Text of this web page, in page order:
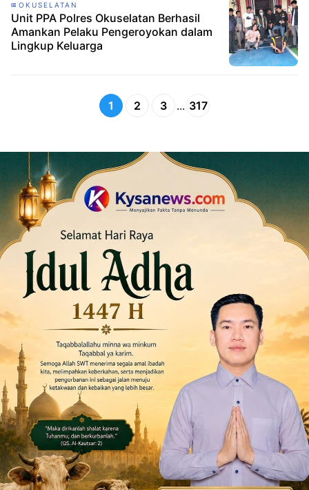
OKUSELATAN
Unit PPA Polres Okuselatan Berhasil
Amankan Pelaku Pengeroyokan dalam
Lingkup Keluarga
1 2 3 ... 317